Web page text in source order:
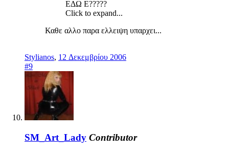
ΕΔΩ Ε?????
Click to expand...
Καθε αλλο παρα ελλειψη υπαρχει...
Stylianos, 12 Δεκεμβρίου 2006
#9
SM_Art_Lady Contributor